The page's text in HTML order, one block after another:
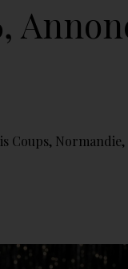
Coups, Normandie,